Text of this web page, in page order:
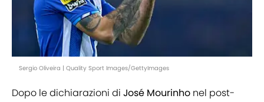
Sergio Oliveira | Quality Sport Images/GettyImages
Dopo le dichiarazioni di José Mourinho nel post-